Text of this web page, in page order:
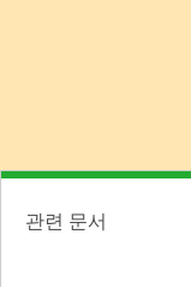
관련 문서